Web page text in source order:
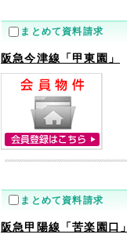
まとめて資料請求
阪急今津線「甲東園」
まとめて資料請求
阪急甲陽線「苦楽園口」